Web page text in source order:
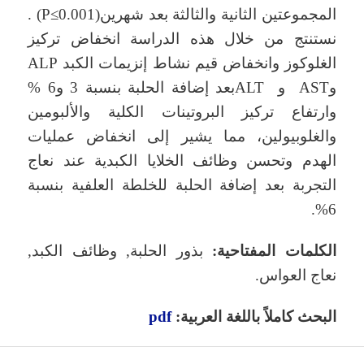
المجموعتين الثانية والثالثة بعد شهرين(P≤0.001) .
نستنتج من خلال هذه الدراسة انخفاض تركيز
الغلوكوز وانخفاض قيم نشاط إنزيمات الكبد ALP
وAST و ALTبعد إضافة الحلبة بنسبة 3 و6 %
وارتفاع تركيز البروتينات الكلية والألبومين
والغلوبيولين، مما يشير إلى انخفاض عمليات
الهدم وتحسن وظائف الخلايا الكبدية عند نعاج
التجربة بعد إضافة الحلبة للخلطة العلفية بنسبة
6%.
الكلمات المفتاحية: بذور الحلبة, وظائف الكبد,
نعاج العواس.
البحث كاملاً باللغة العربية:pdf